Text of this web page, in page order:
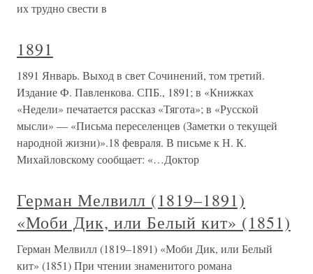
их трудно свести в
1891
1891 Январь. Выход в свет Сочинений, том третий.
Издание Ф. Павленкова. СПБ., 1891; в «Книжках
«Недели» печатается рассказ «Тягота»; в «Русской
мысли» — «Письма переселенцев (Заметки о текущей
народной жизни)».18 февраля. В письме к Н. К.
Михайловскому сообщает: «…Доктор
Герман Мелвилл (1819–1891)
«Моби Дик, или Белый кит» (1851)
Герман Мелвилл (1819–1891) «Моби Дик, или Белый
кит» (1851) При чтении знаменитого романа